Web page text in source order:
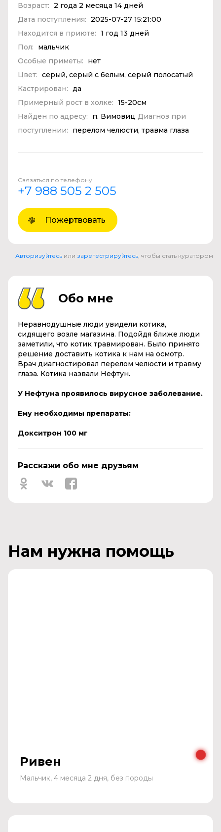
Возраст:
2 года 2 месяца 14 дней
Дата поступления:
2025-07-27 15:21:00
Находится в приюте: 1 год 13 дней
Пол:
мальчик
Особые приметы:
нет
Цвет: серый, серый с белым, серый полосатый
Кастрирован: да
Примерный рост в холке: 15-20см
Найден по адресу:
п. Вимовиц Диагноз при
поступлении:
перелом челюсти, травма глаза
Связаться по телефону
+7 988 505 2 505
Пожертвовать
Авторизуйтесь или зарегестрируйтесь, чтобы стать куратором
Обо мне
Неравнодушные люди увидели котика,
сидящего возле магазина. Подойдя ближе люди
заметили, что котик травмирован. Было принято
решение доставить котика к нам на осмотр.
Врач диагностировал перелом челюсти и травму
глаза. Котика назвали Нефтун.
У Нефтуна проявилось вирусное заболевание.
Ему необходимы препараты:
Докситрон 100 мг
Расскажи обо мне друзьям
Нам нужна помощь
Ривен
Мальчик, 4 месяца 2 дня, без породы